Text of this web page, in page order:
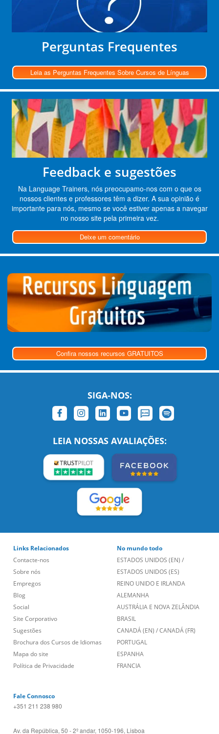
Perguntas Frequentes
Leia as Perguntas Frequentes Sobre Cursos de Línguas
Feedback e sugestões
Na Language Trainers, nós preocupamo-nos com o que os
nossos clientes e professores têm a dizer. A sua opinião é
importante para nós, mesmo se você estiver apenas a navegar
no nosso site pela primeira vez.
Deixe um comentário
Confira nossos recursos GRATUITOS
SIGA-NOS:
LEIA NOSSAS AVALIAÇÕES:
Links Relacionados
Contacte-nos
Sobre nós
Empregos
Blog
Social
Site Corporativo
Sugestões
Brochura dos Cursos de Idiomas
Mapa do site
Política de Privacidade
No mundo todo
ESTADOS UNIDOS (EN) /
ESTADOS UNIDOS (ES)
REINO UNIDO E IRLANDA
ALEMANHA
AUSTRÁLIA E NOVA ZELÂNDIA
BRASIL
CANADÁ (EN) /CANADÁ (FR)
PORTUGAL
ESPANHA
FRANCIA
Fale Connosco
+351 211 238 980
Av. da República, 50 - 2º andar, 1050-196, Lisboa